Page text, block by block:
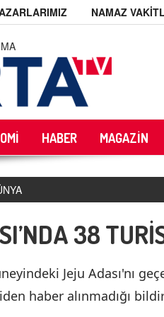
NAMAZ
HABER MAGAZİN
38
Jeju Adası'nı
haber alınmadığı